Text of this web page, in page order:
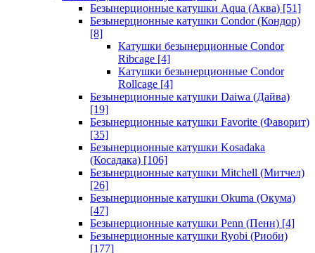
Безынерционные катушки Aqua (Аква) [51]
Безынерционные катушки Condor (Кондор)
[8]
Катушки безынерционные Condor
Ribcage [4]
Катушки безынерционные Condor
Rollcage [4]
Безынерционные катушки Daiwa (Дайва)
[19]
Безынерционные катушки Favorite (Фаворит)
[35]
Безынерционные катушки Kosadaka
(Косадака) [106]
Безынерционные катушки Mitchell (Митчел)
[26]
Безынерционные катушки Okuma (Окума)
[47]
Безынерционные катушки Penn (Пенн) [4]
Безынерционные катушки Ryobi (Риоби)
[177]